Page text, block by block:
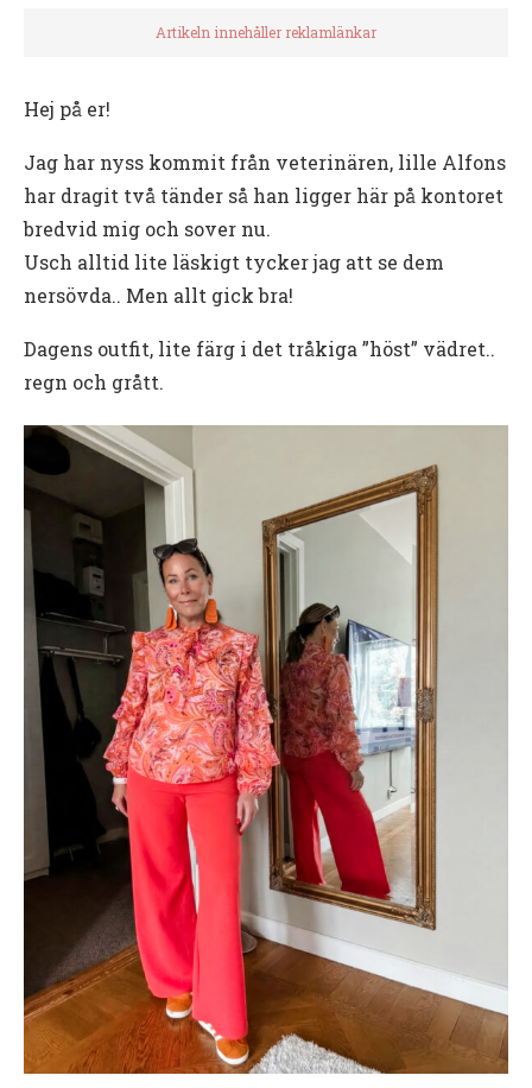
Artikeln innehåller reklamlänkar
Hej på er!
Jag har nyss kommit från veterinären, lille Alfons
har dragit två tänder så han ligger här på kontoret
bredvid mig och sover nu.
Usch alltid lite läskigt tycker jag att se dem
nersövda.. Men allt gick bra!
Dagens outfit, lite färg i det tråkiga ”höst” vädret..
regn och grått.